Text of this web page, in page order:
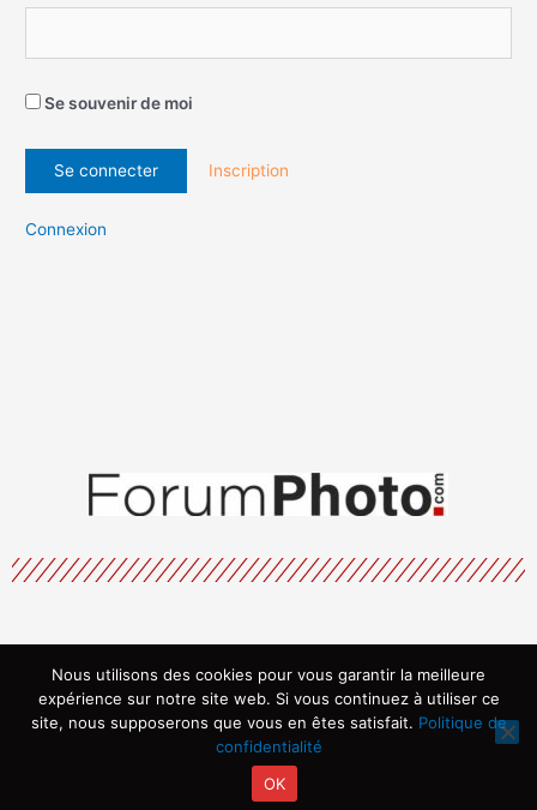
Se souvenir de moi
Inscription
Connexion
Menu
Copyright © 2026 | Propulsé par ARVIA
Nous utilisons des cookies pour vous garantir la meilleure
expérience sur notre site web. Si vous continuez à utiliser ce
site, nous supposerons que vous en êtes satisfait. Politique de
confidentialité
OK